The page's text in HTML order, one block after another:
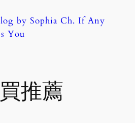
by Sophia Ch. If Any
You
推薦